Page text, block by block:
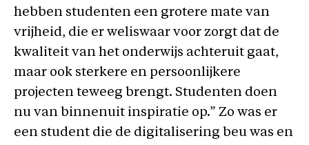
hebben studenten een grotere mate van
vrijheid, die er weliswaar voor zorgt dat de
kwaliteit van het onderwijs achteruit gaat,
maar ook sterkere en persoonlijkere
projecten teweeg brengt. Studenten doen
nu van binnenuit inspiratie op.” Zo was er
een student die de digitalisering beu was en